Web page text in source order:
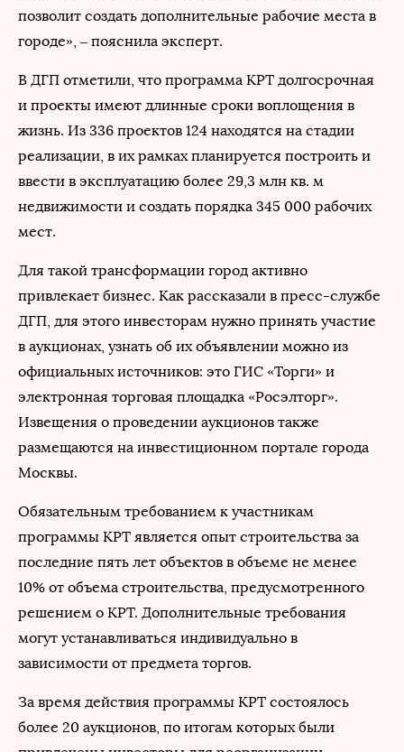
позволит создать дополнительные рабочие места в
городе», – пояснила эксперт.
В ДГП отметили, что программа КРТ долгосрочная
и проекты имеют длинные сроки воплощения в
жизнь. Из 336 проектов 124 находятся на стадии
реализации, в их рамках планируется построить и
ввести в эксплуатацию более 29,3 млн кв. м
недвижимости и создать порядка 345 000 рабочих
мест.
Для такой трансформации город активно
привлекает бизнес. Как рассказали в пресс-службе
ДГП, для этого инвесторам нужно принять участие
в аукционах, узнать об их объявлении можно из
официальных источников: это ГИС «Торги» и
электронная торговая площадка «Росэлторг».
Извещения о проведении аукционов также
размещаются на инвестиционном портале города
Москвы.
Обязательным требованием к участникам
программы КРТ является опыт строительства за
последние пять лет объектов в объеме не менее
10% от объема строительства, предусмотренного
решением о КРТ. Дополнительные требования
могут устанавливаться индивидуально в
зависимости от предмета торгов.
За время действия программы КРТ состоялось
более 20 аукционов, по итогам которых были